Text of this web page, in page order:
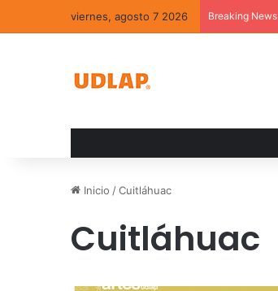
viernes, agosto 7 2026 Breaking News
Inicio /Cuitláhuac
Cuitláhuac